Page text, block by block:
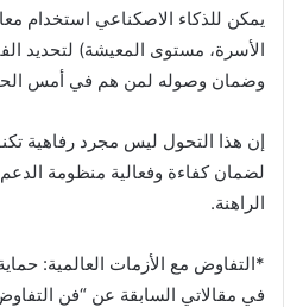
يمكن للذكاء الاصكناعي استخدام
الأسرة، مستوى المعيشة) لتحديد
وضمان وصوله لمن هم في أمس
إن هذا التحول ليس مجرد رفاهية
لضمان كفاءة وفعالية منظومة
الراهنة.
*التفاوض مع الأزمات العالمية:
في مقالاتي السابقة عن “فن